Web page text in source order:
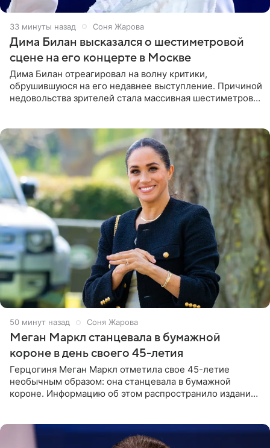
33 минуты назад Соня Жарова
Дима Билан высказался о шестиметровой
сцене на его концерте в Москве
Дима Билан отреагировал на волну критики,
обрушившуюся на его недавнее выступление. Причиной
недовольства зрителей стала массивная шестиметровая
50 минут назад Соня Жарова
Меган Маркл станцевала в бумажной
короне в день своего 45-летия
Герцогиня Меган Маркл отметила свое 45-летие
необычным образом: она станцевала в бумажной
короне. Информацию об этом распространило издание